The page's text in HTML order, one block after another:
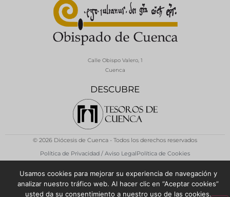
DESCUBRE
Calle Obispo Valero, 1
Cuenca
© 2026 Diócesis de Cuenca - Todos los derechos reservados
Política de Privacidad / Aviso LegalPolítica de Cookies
Usamos cookies para mejorar su experiencia de navegación y
analizar nuestro tráfico web. Al hacer clic en “Aceptar cookies”
usted da su consentimiento a nuestro uso de las cookies.